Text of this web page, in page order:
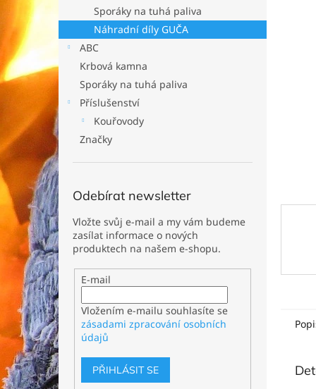
a
n
l
Sporáky na tuhá paliva
Náhradní díly GUČA
ABC
Krbová kamna
Sporáky na tuhá paliva
Příslušenství
Kouřovody
Značky
Odebírat newsletter
Vložte svůj e-mail a my vám budeme
zasílat informace o nových
produktech na našem e-shopu.
E-mail
Vložením e-mailu souhlasíte se
zásadami zpracování osobních
údajů
PŘIHLÁSIT SE